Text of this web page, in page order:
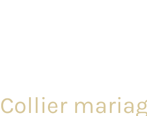
Collier